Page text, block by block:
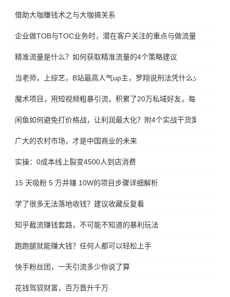
借助大咖賺钱术之与大咖搞关系
企业做TOB与TOC业务时，潜在客户关注的重点与做流量增长方法
精准流量是什么？如何获取精准流量的4个策略建议
当老师，上综艺，B站最高人气up主，罗翔说刑法凭什么火出圈
魔术项目，用短视频粗暴引流，积累了20万私域好友，每年变现
闲鱼如何避免打价格战，让利润最大化？附4个实战干货案例
广大的农村市场，才是中国商业的未来
实操：0成本线上裂变4500人到店消费
15 天吸粉 5 万并赚 10W的项目步骤详细解析
学了很多无法落地收钱？建议收藏反复看
知乎截流赚钱套路，不可能不知道的暴利玩法
跑跑腿就能赚大钱？任何人都可以轻松上手
快手粉丝团，一天引流多少你说了算
花钱驾驭财富，百万晋升千万